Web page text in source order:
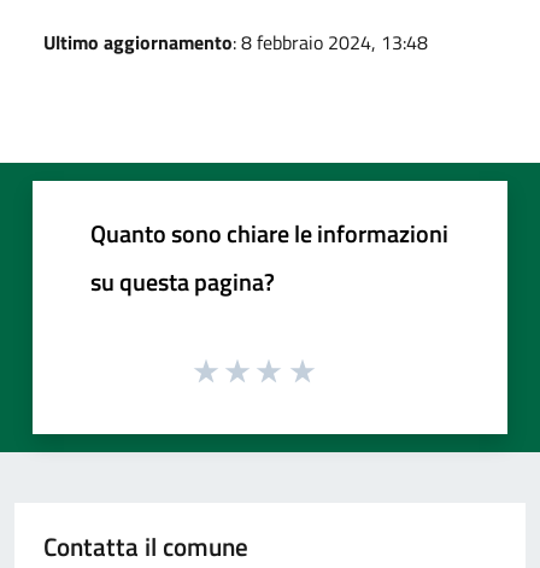
Ultimo aggiornamento: 8 febbraio 2024, 13:48
Quanto sono chiare le informazioni
su questa pagina?
Contatta il comune